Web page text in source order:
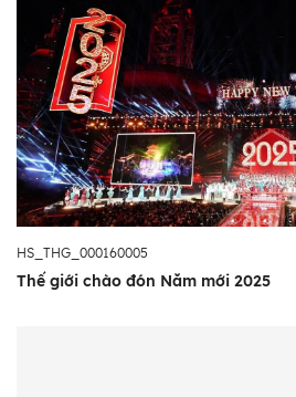
HS_THG_000160005
Thế giới chào đón Năm mới 2025